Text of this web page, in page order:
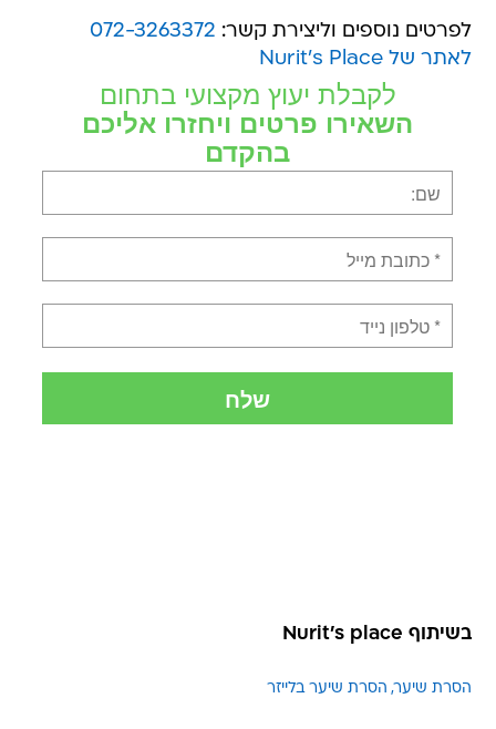
לפרטים נוספים וליצירת קשר: 072-3263372
לאתר של Nurit's Place
בשיתוף Nurit's place
הסרת שיער הסרת שיער בלייזר